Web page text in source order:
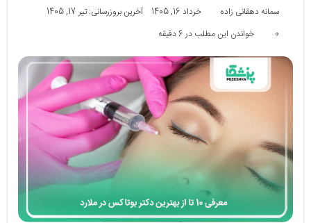
سمانه دهقانی زاده خرداد 16, 1405
آخرین بروزرسانی: تیر 17, 1405
0
خواندن این مطلب در 6 دقیقه